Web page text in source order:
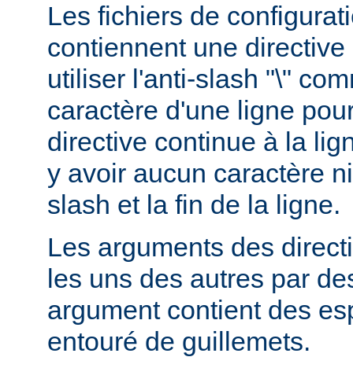
Les fichiers de
contiennent une
utiliser l'anti-slash "\"
caractère d'une ligne
directive continue à la
y avoir aucun caractère
slash et la fin de la ligne.
Les arguments des
les uns des autres par
argument contient des
entouré de guillemets.